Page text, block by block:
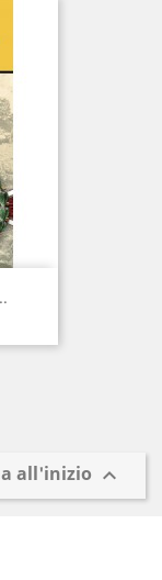
all'inizio 